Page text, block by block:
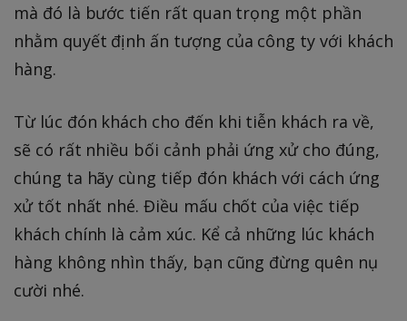
mà đó là bước tiến rất quan trọng một phần
nhằm quyết định ấn tượng của công ty với khách
hàng.
Từ lúc đón khách cho đến khi tiễn khách ra về,
sẽ có rất nhiều bối cảnh phải ứng xử cho đúng,
chúng ta hãy cùng tiếp đón khách với cách ứng
xử tốt nhất nhé. Điều mấu chốt của việc tiếp
khách chính là cảm xúc. Kể cả những lúc khách
hàng không nhìn thấy, bạn cũng đừng quên nụ
cười nhé.